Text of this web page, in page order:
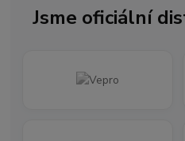
Jsme oficiální